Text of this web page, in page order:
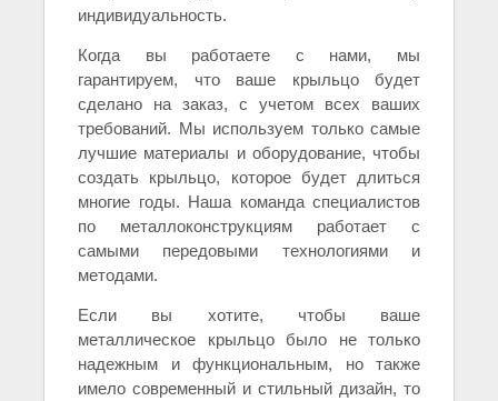
индивидуальность.
Когда вы работаете с нами, мы
гарантируем, что ваше крыльцо будет
сделано на заказ, с учетом всех ваших
требований. Мы используем только самые
лучшие материалы и оборудование, чтобы
создать крыльцо, которое будет длиться
многие годы. Наша команда специалистов
по металлоконструкциям работает с
самыми передовыми технологиями и
методами.
Если вы хотите, чтобы ваше
металлическое крыльцо было не только
надежным и функциональным, но также
имело современный и стильный дизайн, то